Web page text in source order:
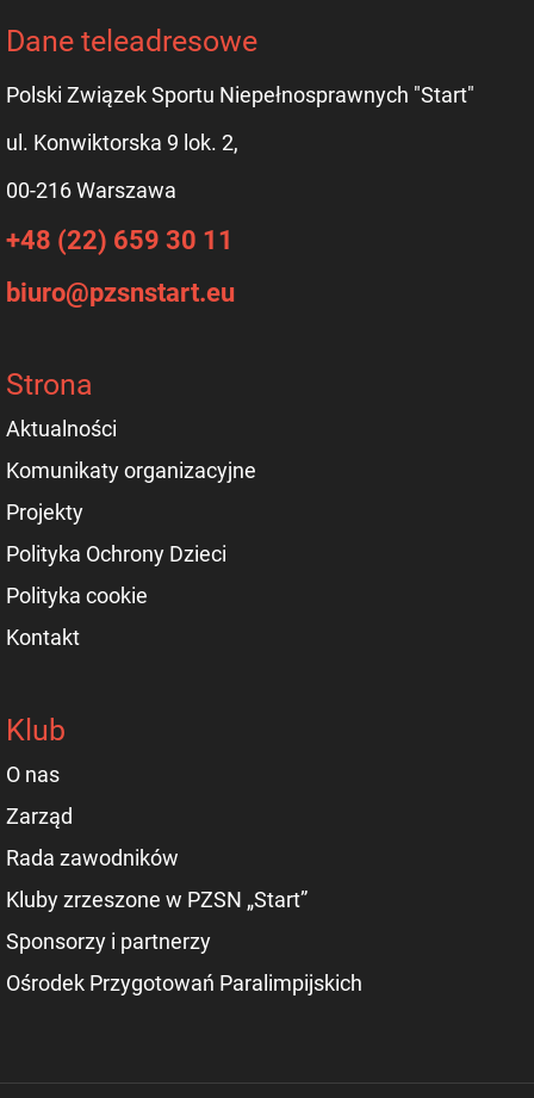
Dane teleadresowe
Polski Związek Sportu Niepełnosprawnych "Start"
ul. Konwiktorska 9 lok. 2,
00-216 Warszawa
+48 (22) 659 30 11
biuro@pzsnstart.eu
Strona
Aktualności
Komunikaty organizacyjne
Projekty
Polityka Ochrony Dzieci
Polityka cookie
Kontakt
Klub
O nas
Zarząd
Rada zawodników
Kluby zrzeszone w PZSN „Start”
Sponsorzy i partnerzy
Ośrodek Przygotowań Paralimpijskich